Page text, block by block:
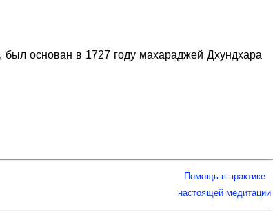
основан в 1727 году махараджей Дхундхара
Помощь в практике
настоящей медитации